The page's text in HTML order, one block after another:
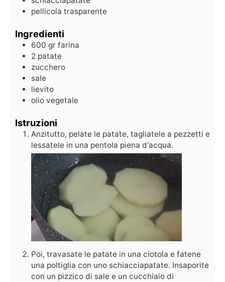
pellicola trasparente
Ingredienti
600 gr farina
2 patate
zucchero
sale
lievito
olio vegetale
Istruzioni
Anzitutto, pelate le patate, tagliatele a pezzetti e
lessatele in una pentola piena d'acqua.
Poi, travasate le patate in una ciotola e fatene
una poltiglia con uno schiacciapatate. Insaporite
con un pizzico di sale e un cucchiaio di